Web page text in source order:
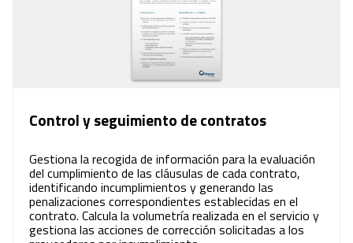
Control y seguimiento de contratos
Gestiona la recogida de información para la evaluación
del cumplimiento de las cláusulas de cada contrato,
identificando incumplimientos y generando las
penalizaciones correspondientes establecidas en el
contrato. Calcula la volumetría realizada en el servicio y
gestiona las acciones de corrección solicitadas a los